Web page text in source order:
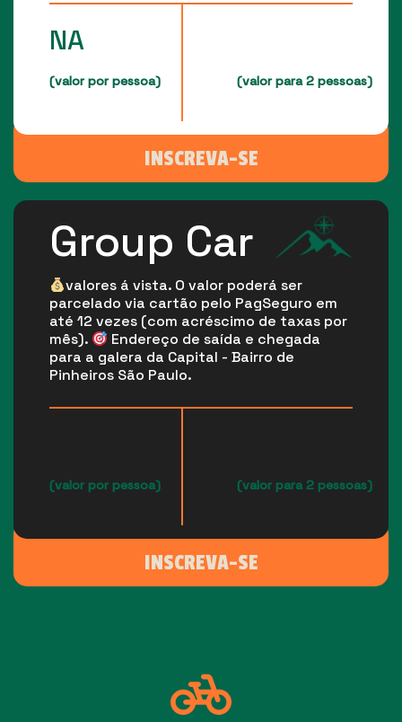
NA
(valor por pessoa) (valor para 2 pessoas)
INSCREVA-SE
Group Car
valores á vista. O valor poderá ser
parcelado via cartão pelo PagSeguro em
até 12 vezes (com acréscimo de taxas por
mês).
Endereço de saída e chegada
para a galera da Capital - Bairro de
Pinheiros São Paulo.
(valor por pessoa) (valor para 2 pessoas)
INSCREVA-SE